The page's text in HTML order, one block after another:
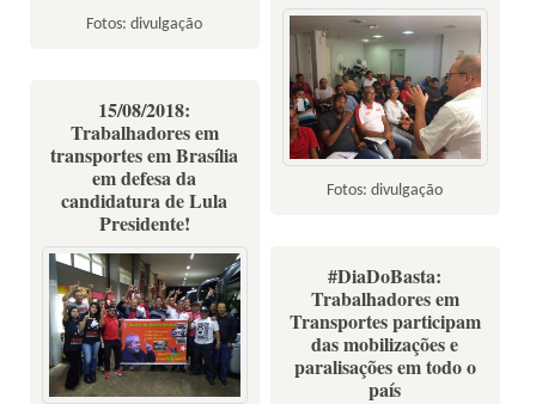
Fotos: divulgação
Fotos: divulgação
15/08/2018:
Trabalhadores em
transportes em Brasília
em defesa da
candidatura de Lula
Presidente!
#DiaDoBasta:
Trabalhadores em
Transportes participam
das mobilizações e
paralisações em todo o
país